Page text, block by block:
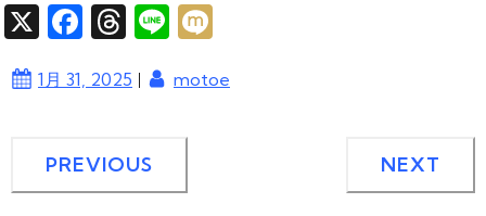
X
F
c
b
o
T
e
d
s
Li
e
1月 31, 2025 | motoe
PREVIOUS NEXT